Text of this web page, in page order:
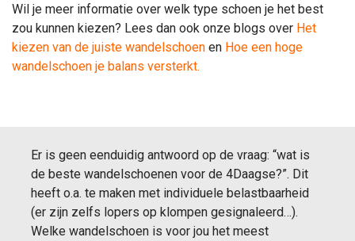
Wil je meer informatie over welk type schoen je het best
zou kunnen kiezen? Lees dan ook onze blogs over Het
kiezen van de juiste wandelschoen en Hoe een hoge
wandelschoen je balans versterkt.
Er is geen eenduidig antwoord op de vraag: “wat is
de beste wandelschoenen voor de 4Daagse?”. Dit
heeft o.a. te maken met individuele belastbaarheid
(er zijn zelfs lopers op klompen gesignaleerd…).
Welke wandelschoen is voor jou het meest